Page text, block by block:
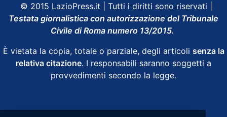
© 2015 LazioPress.it | Tutti i diritti sono riservati |
Testata giornalistica con autorizzazione del Tribunale
Civile di Roma numero 13/2015.
È vietata la copia, totale o parziale, degli articoli senza la
relativa citazione. I responsabili saranno soggetti a
provvedimenti secondo la legge.